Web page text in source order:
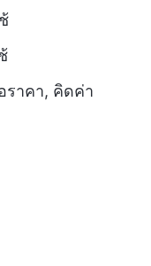
ราคา, คิดค่า